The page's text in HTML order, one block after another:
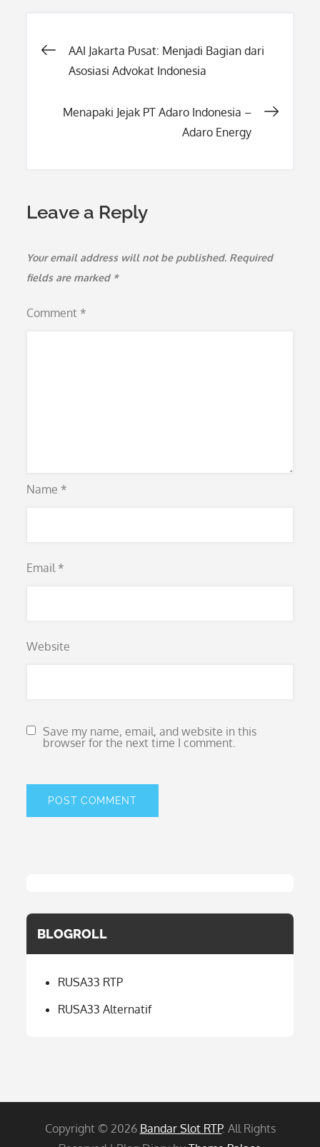
Post
AAI Jakarta Pusat: Menjadi Bagian dari
Asosiasi Advokat Indonesia
Menapaki Jejak PT Adaro Indonesia –
Adaro Energy
Leave a Reply
Your email address will not be published. Required
fields are marked *
Comment *
Name *
Email *
Website
Save my name, email, and website in this
browser for the next time I comment.
BLOGROLL
RUSA33 RTP
RUSA33 Alternatif
Copyright © 2026 Bandar Slot RTP. All Rights